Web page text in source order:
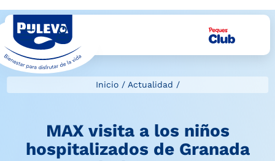
Inicio/ Actualidad /
MAX visita a los niños
hospitalizados de Granada